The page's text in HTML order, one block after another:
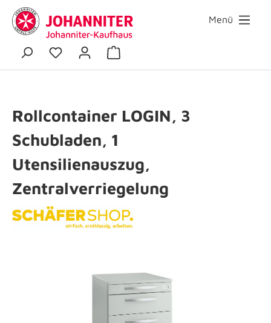
Menü
Rollcontainer LOGIN, 3
Schubladen, 1
Utensilienauszug,
Zentralverriegelung